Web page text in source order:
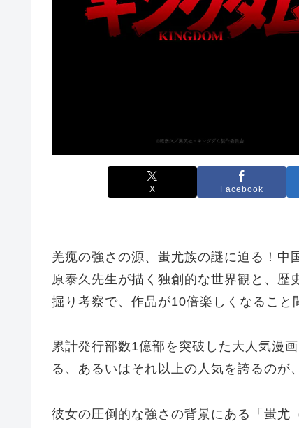
X Facebook
羌瘣の強さの源、蚩尤族の謎に迫る！中
原泰久先生が描く独創的な世界観と、歴
掘り考察で、作品が10倍楽しくなること
累計発行部数1億部を突破した大人気漫
る、あるいはそれ以上の人気を誇るのが
彼女の圧倒的な強さの背景にある「蚩尤